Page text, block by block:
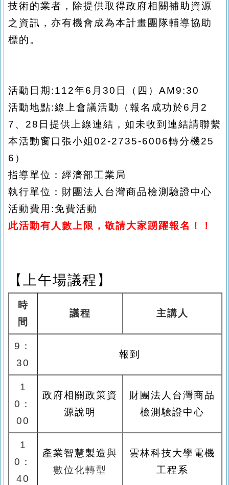
技術的業者，除提供取得政府相關補助資源
之資訊，亦有機會成為本計畫團隊輔導協助
標的。
活動日期 :112年6 月 30 日（四） AM9:30
活動地點:線上會議活動（報名成功於6 月 2
7 、 28 日提供上線連結，如未收到連結請聯繫
本活動窗口 張小姐02-2735-6006轉分機25
6 ）
指導單位：經濟部工業局
執行單位：財團法人台灣商品檢測驗證中心
活動費用 :免費活動
此活動有人數上限，敬請大家踴躍報名！！
【上午場議程】
時
間
議程 主講人
9 ：
30
報到
1
0 ：
00
政府相關政策資
源說明
財團法人台灣商品
檢測驗證中心
1
0 ：
40
產業智慧製造與
數位化轉型
雲林科技大學 電機
工程系